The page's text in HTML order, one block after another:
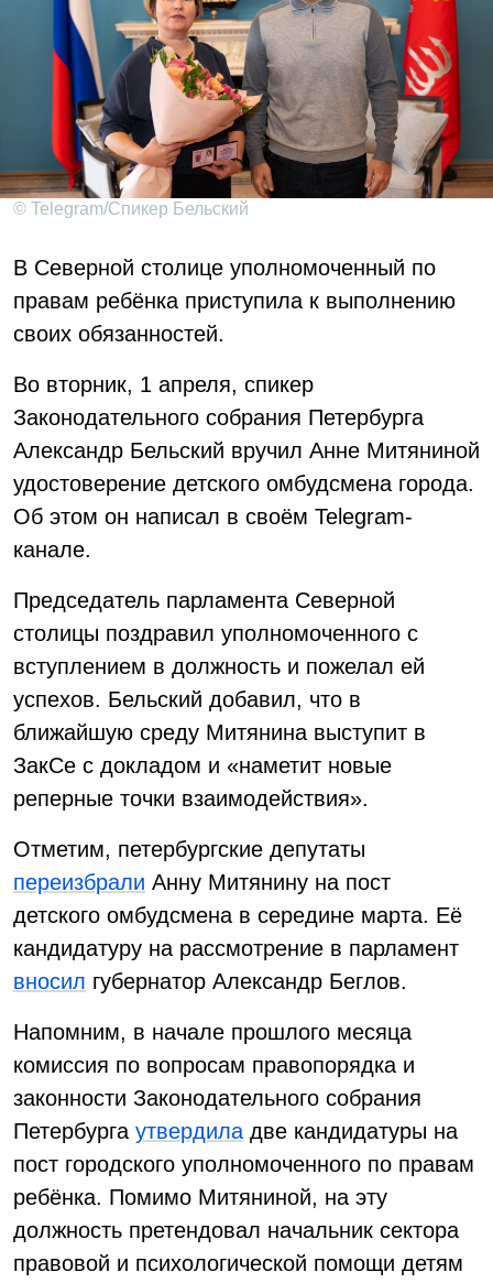
© Telegram/Спикер Бельский
В Северной столице уполномоченный по
правам ребёнка приступила к выполнению
своих обязанностей.
Во вторник, 1 апреля, спикер
Законодательного собрания Петербурга
Александр Бельский вручил Анне Митяниной
удостоверение детского омбудсмена города.
Об этом он написал в своём Telegram-
канале.
Председатель парламента Северной
столицы поздравил уполномоченного с
вступлением в должность и пожелал ей
успехов. Бельский добавил, что в
ближайшую среду Митянина выступит в
ЗакСе с докладом и «наметит новые
реперные точки взаимодействия».
Отметим, петербургские депутаты
переизбрали Анну Митянину на пост
детского омбудсмена в середине марта. Её
кандидатуру на рассмотрение в парламент
вносил губернатор Александр Беглов.
Напомним, в начале прошлого месяца
комиссия по вопросам правопорядка и
законности Законодательного собрания
Петербурга утвердила две кандидатуры на
пост городского уполномоченного по правам
ребёнка. Помимо Митяниной, на эту
должность претендовал начальник сектора
правовой и психологической помощи детям